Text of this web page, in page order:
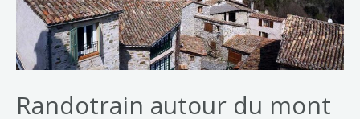
Randotrain autour du mont